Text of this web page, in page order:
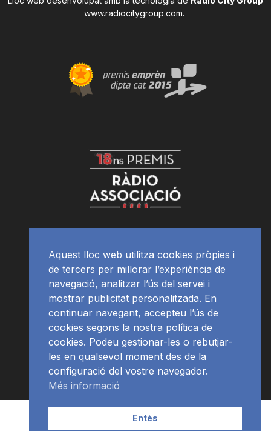
www.radiocitygroup.com.
APP Programació
Aquest lloc web utilitza cookies pròpies i
de tercers per millorar l’experiència de
navegació, analitzar l’ús del servei i
mostrar publicitat personalitzada. En
continuar navegant, accepteu l’ús de
cookies segons la nostra política de
cookies. Podeu gestionar-les o rebutjar-
les en qualsevol moment des de la
configuració del vostre navegador.
Més informació
Entès